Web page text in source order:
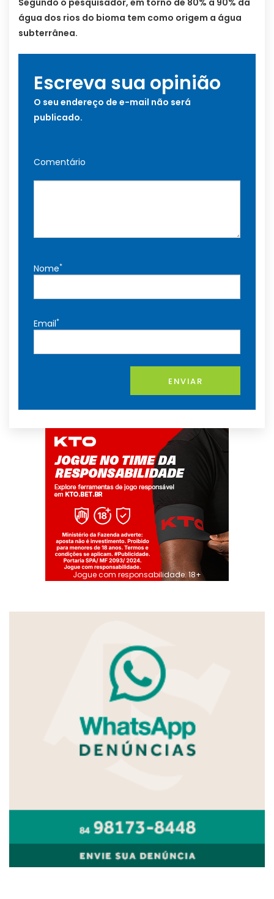
Segundo o pesquisador, em torno de 80% a 90% da
água dos rios do bioma tem como origem a água
subterrânea.
Escreva sua opinião
O seu endereço de e-mail não será
publicado.
Comentário
Nome*
Email*
ENVIAR
Jogue com responsabilidade. 18+